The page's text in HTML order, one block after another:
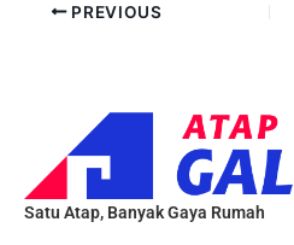
PREVIOUS
Satu Atap, Banyak Gaya Rumah